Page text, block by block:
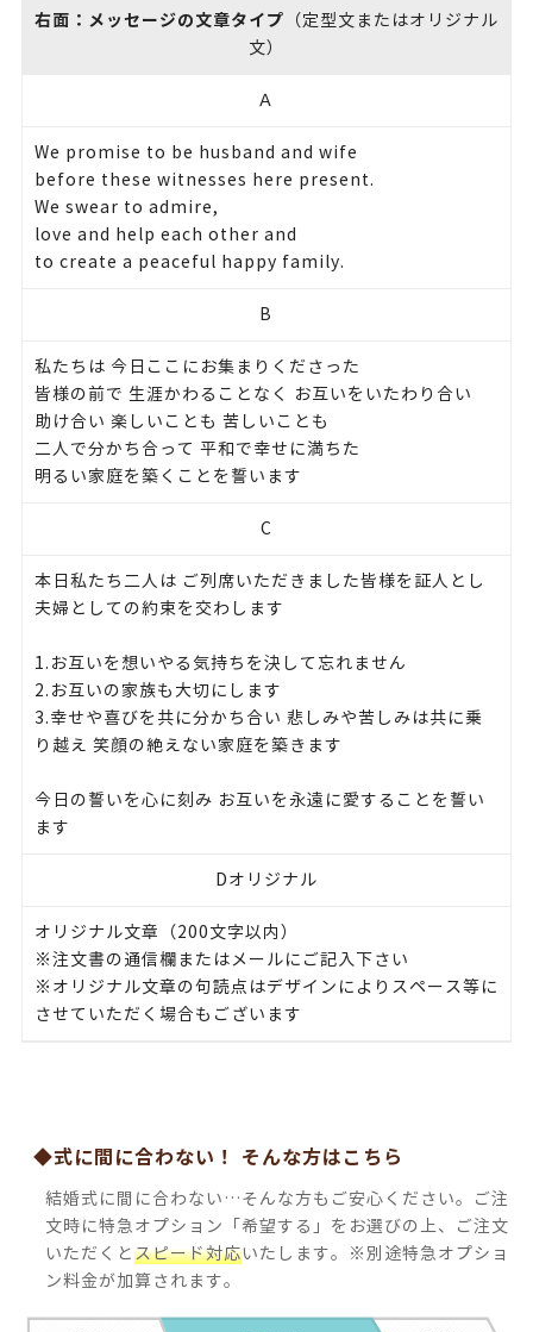
右面：メッセージの文章タイプ （定型文またはオリジナル
文）
Ａ
We promise to be husband and wife
before these witnesses here present.
We swear to admire,
love and help each other and
to create a peaceful happy family.
B
私たちは 今日ここにお集まりくださった
皆様の前で 生涯かわることなく お互いをいたわり合い
助け合い 楽しいことも 苦しいことも
二人で分かち合って 平和で幸せに満ちた
明るい家庭を築くことを誓います
C
本日私たち二人は ご列席いただきました皆様を証人とし
夫婦としての約束を交わします
1.お互いを想いやる気持ちを決して忘れません
2.お互いの家族も大切にします
3.幸せや喜びを共に分かち合い 悲しみや苦しみは共に乗
り越え 笑顔の絶えない家庭を築きます
今日の誓いを心に刻み お互いを永遠に愛することを誓い
ます
Dオリジナル
オリジナル文章（200文字以内）
※注文書の通信欄またはメールにご記入下さい
※オリジナル文章の句読点はデザインによりスペース等に
させていただく場合もございます
◆式に間に合わない！ そんな方はこちら
結婚式に間に合わない…そんな方もご安心ください。ご注
文時に特急オプション「希望する」をお選びの上、ご注文
いただくとスピード対応いたします。※別途特急オプショ
ン料金が加算されます。